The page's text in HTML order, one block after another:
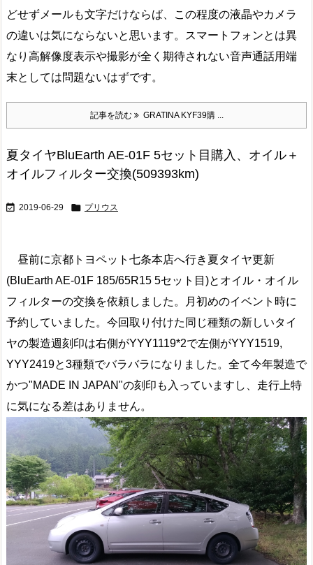
どせずメールも文字だけならば、この程度の液晶やカメラ
の違いは気にならないと思います。スマートフォンとは異
なり高解像度表示や撮影が全く期待されない音声通話用端
末としては問題ないはずです。
記事を読む GRATINA KYF39購 ...
夏タイヤBluEarth AE-01F 5セット目購入、オイル＋
オイルフィルター交換(509393km)
 2019-06-29  プリウス
昼前に京都トヨペット七条本店へ行き夏タイヤ更新
(BluEarth AE-01F 185/65R15 5セット目)とオイル・オイル
フィルターの交換を依頼しました。月初めのイベント時に
予約していました。今回取り付けた同じ種類の新しいタイ
ヤの製造週刻印は右側がYYY1119*2で左側がYYY1519,
YYY2419と3種類でバラバラになりました。全て今年製造で
かつ"MADE IN JAPAN"の刻印も入っていますし、走行上特
に気になる差はありません。